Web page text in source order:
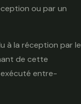
ou par un
à la réception par le
de cette
exécuté entre-